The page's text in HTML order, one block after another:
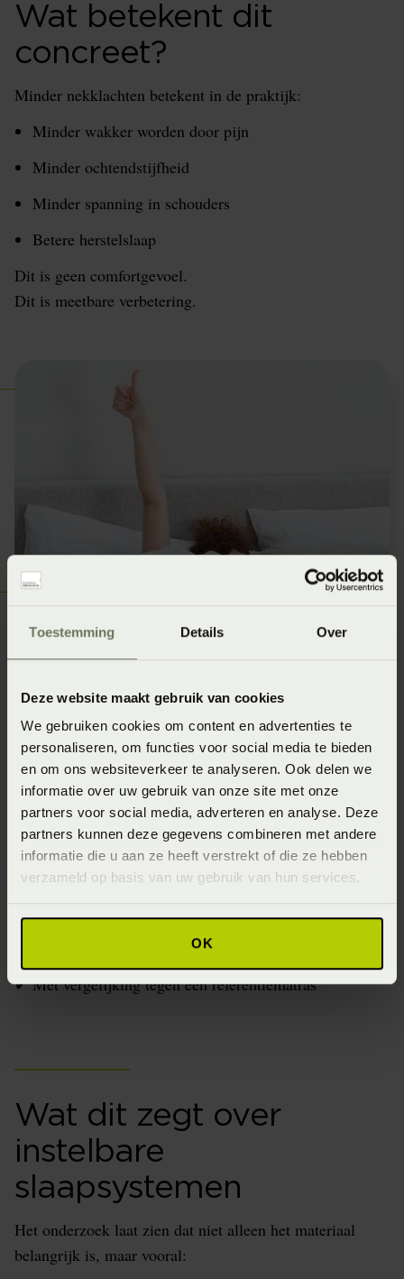
Toestemming Details Over
Deze website maakt gebruik van cookies
We gebruiken cookies om content en advertenties te
personaliseren, om functies voor social media te bieden
en om ons websiteverkeer te analyseren. Ook delen we
informatie over uw gebruik van onze site met onze
partners voor social media, adverteren en analyse. Deze
partners kunnen deze gegevens combineren met andere
informatie die u aan ze heeft verstrekt of die ze hebben
verzameld op basis van uw gebruik van hun services.
OK
Wat betekent dit
concreet?
Minder nekklachten betekent in de praktijk:
Minder wakker worden door pijn
Minder ochtendstijfheid
Minder spanning in schouders
Betere herstelslaap
Dit is geen comfortgevoel.
Dit is meetbare verbetering.
Waarom dit onderzoek
uniek is in Nederland
Veel matrassen worden getest op:
Drukverdeling
Materiaaleigenschappen
Duurzaamheid
Maar dit onderzoek testte:
✔ Echte mensen met klachten
✔ Met objectieve sensormeting
✔ Met vergelijking tegen een referentiematras
Wat dit zegt over
instelbare
slaapsystemen
Het onderzoek laat zien dat niet alleen het materiaal
belangrijk is, maar vooral: